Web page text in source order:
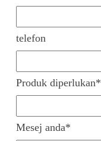
telefon
Produk diperlukan*
Mesej anda*